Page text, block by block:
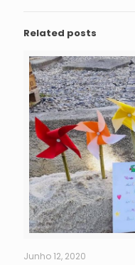
Related posts
Junho 12, 2020